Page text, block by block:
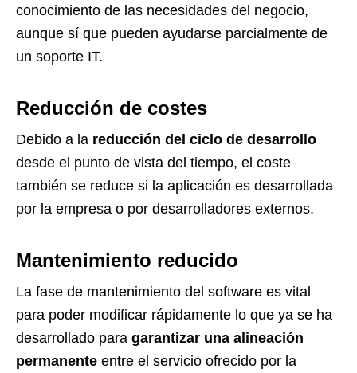
conocimiento de las necesidades del negocio,
aunque sí que pueden ayudarse parcialmente de
un soporte IT.
Reducción de costes
Debido a la reducción del ciclo de desarrollo
desde el punto de vista del tiempo, el coste
también se reduce si la aplicación es desarrollada
por la empresa o por desarrolladores externos.
Mantenimiento reducido
La fase de mantenimiento del software es vital
para poder modificar rápidamente lo que ya se ha
desarrollado para garantizar una alineación
permanente entre el servicio ofrecido por la